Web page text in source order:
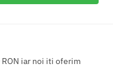
fost:
866,59 lei.
iar noi iti oferim